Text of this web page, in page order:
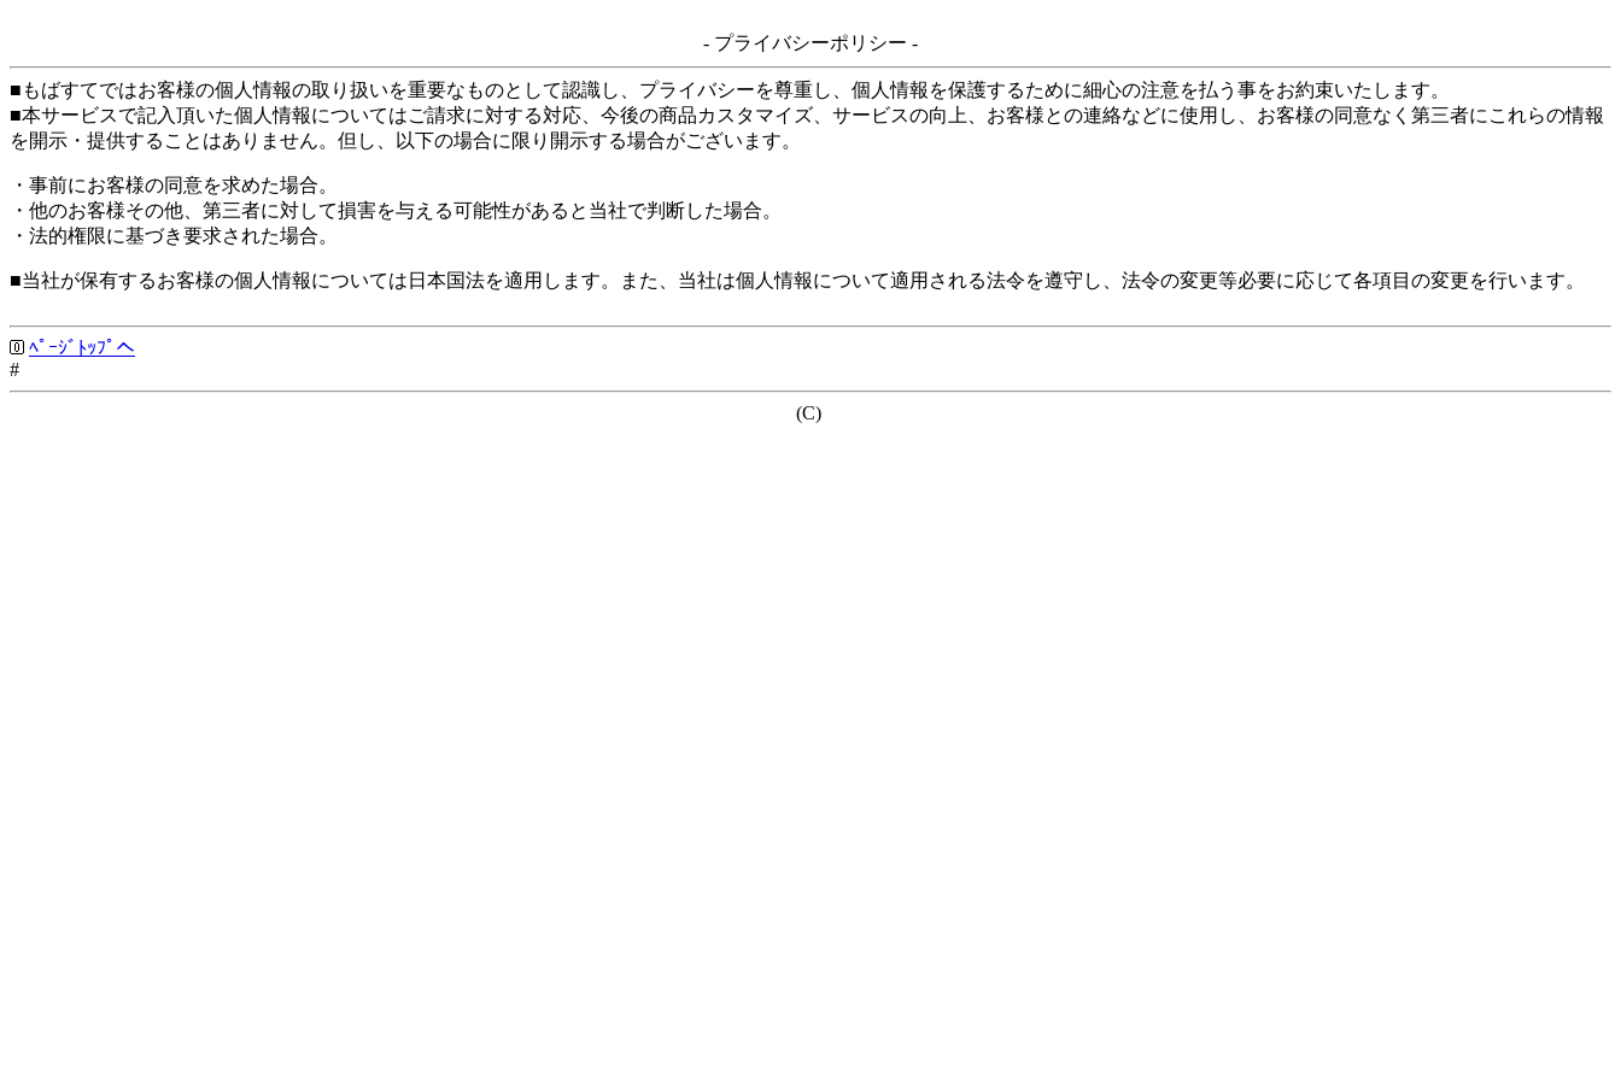
- プライバシーポリシー -
■もばすてではお客様の個人情報の取り扱いを重要なものとして認識し、プライバシーを尊重し、個人情報を保護するために細心の注意を払う事をお約束いたします。
■本サービスで記入頂いた個人情報についてはご請求に対する対応、今後の商品カスタマイズ、サービスの向上、お客様との連絡などに使用し、お客様の同意なく第三者にこれらの情報
を開示・提供することはありません。但し、以下の場合に限り開示する場合がございます。
・事前にお客様の同意を求めた場合。
・他のお客様その他、第三者に対して損害を与える可能性があると当社で判断した場合。
・法的権限に基づき要求された場合。
■当社が保有するお客様の個人情報については日本国法を適用します。また、当社は個人情報について適用される法令を遵守し、法令の変更等必要に応じて各項目の変更を行います。
ﾍﾟｰｼﾞﾄｯﾌﾟへ
#
(C)